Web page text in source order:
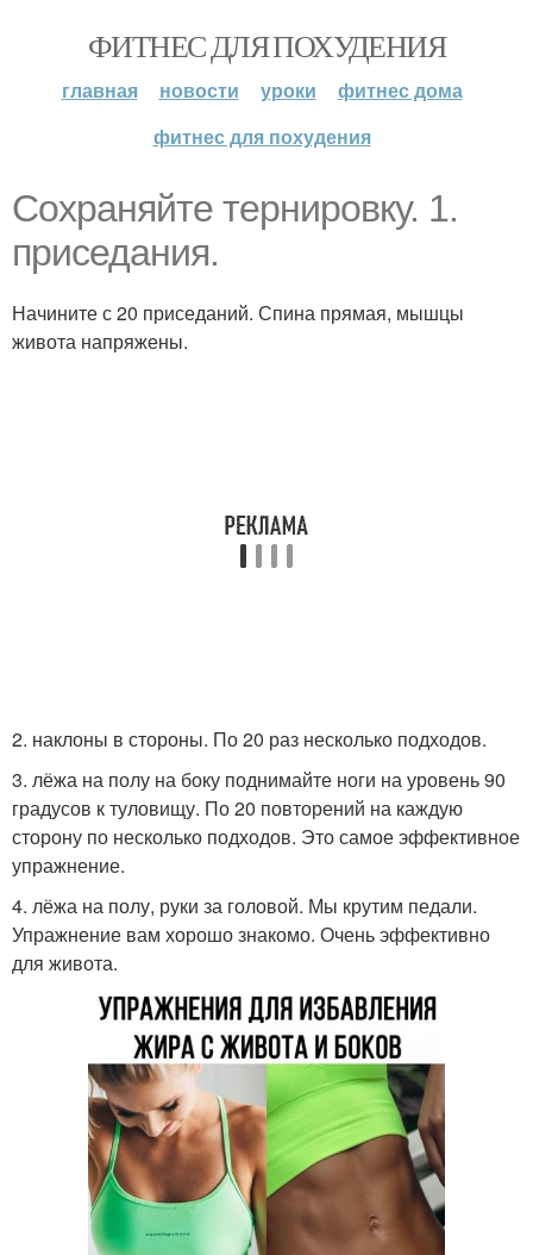
ФИТНЕС ДЛЯ ПОХУДЕНИЯ
главная новости уроки
фитнес дома
фитнес для похудения
Сохраняйте тернировку. 1.
приседания.
Начините с 20 приседаний. Спина прямая, мышцы
живота напряжены.
2. наклоны в стороны. По 20 раз несколько подходов.
3. лёжа на полу на боку поднимайте ноги на уровень 90
градусов к туловищу. По 20 повторений на каждую
сторону по несколько подходов. Это самое эффективное
упражнение.
4. лёжа на полу, руки за головой. Мы крутим педали.
Упражнение вам хорошо знакомо. Очень эффективно
для живота.